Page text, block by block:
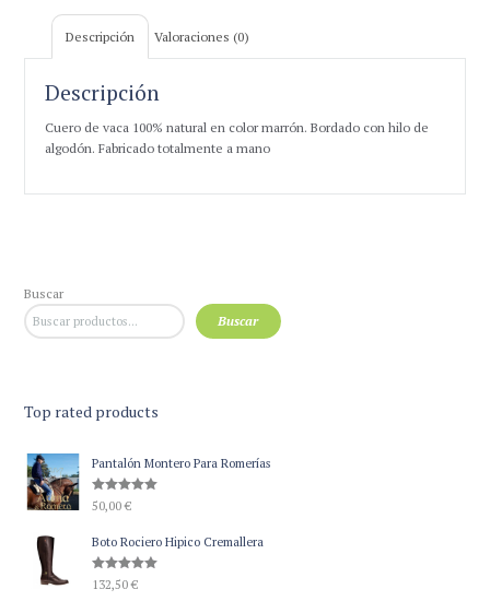
Descripción Valoraciones (0)
Descripción
Cuero de vaca 100% natural en color marrón. Bordado con hilo de
algodón. Fabricado totalmente a mano
Buscar
Buscar
Top rated products
Pantalón Montero Para Romerías
Valorado
con5.00
50,00€
Boto Rociero Hipico Cremallera
Valorado
con5.00
132,50€